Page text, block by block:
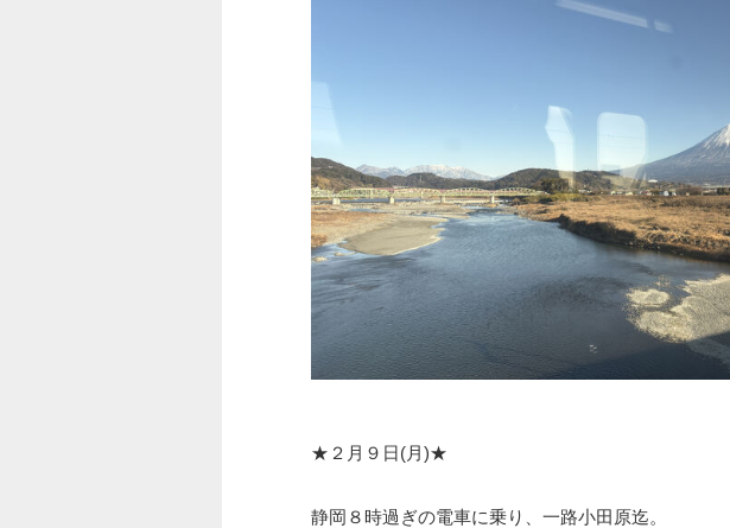
★２月９日(月)★
静岡８時過ぎの電車に乗り、一路小田原迄。